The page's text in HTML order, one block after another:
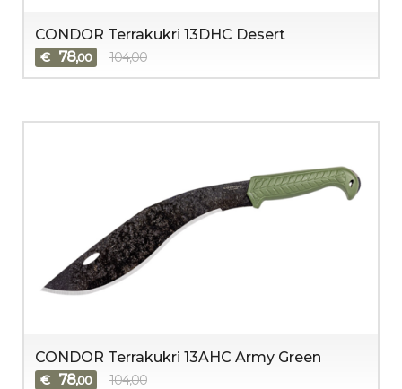
CONDOR Terrakukri 13DHC Desert
€ 78,00 104,00
CONDOR Terrakukri 13AHC Army Green
€ 78,00 104,00